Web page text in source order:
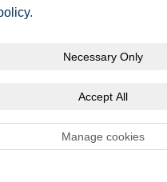
.
Necessary Only
Accept All
Manage cookies